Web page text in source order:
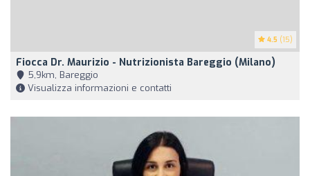
4.5 (15)
Fiocca Dr. Maurizio - Nutrizionista Bareggio (Milano)
5,9km, Bareggio
Visualizza informazioni e contatti